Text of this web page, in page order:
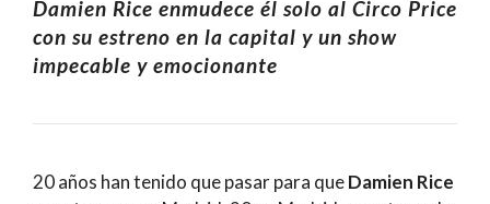
Damien Rice enmudece él solo al Circo Price
con su estreno en la capital y un show
impecable y emocionante
20 años han tenido que pasar para queDamien Rice